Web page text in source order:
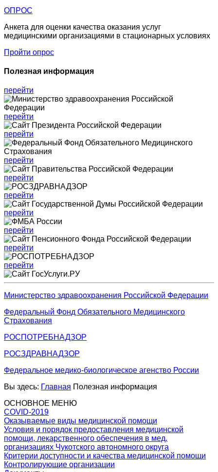
ОПРОС
Анкета для оценки качества оказания услуг
медицинскими организациями в стационарных условиях
Пройти опрос
Полезная информация
перейти
перейти
перейти
перейти
перейти
перейти
перейти
перейти
перейти
перейти
Министерство здравоохранения Российской Федерации
Федеральный Фонд Обязательного Медицинского
Страхования
РОСПОТРЕБНАДЗОР
РОСЗДРАВНАДЗОР
Федеральное медико-биологическое агенство России
Вы здесь: Главная Полезная информация
ОСНОВНОЕ МЕНЮ
COVID-2019
Оказываемые виды медицинской помощи
Условия и порядок предоставления медицинской
помощи, лекарственного обеспечения в мед.
организациях Чукотского автономного округа
Критерии доступности и качества медицинской помощи
Контролирующие организации